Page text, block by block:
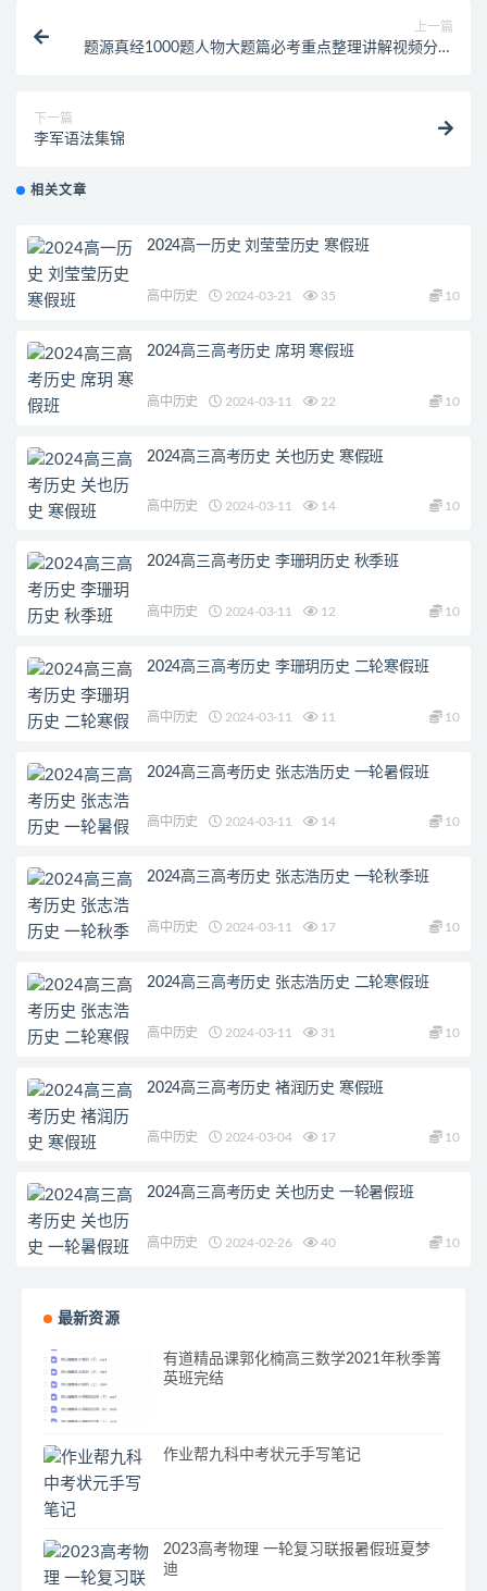
上一篇
题源真经1000题人物大题篇必考重点整理讲解视频分析
下一篇
李军语法集锦
相关文章
2024高一历史 刘莹莹历史 寒假班
高中历史 2024-03-21 35 10
2024高三高考历史 席玥 寒假班
高中历史 2024-03-11 22 10
2024高三高考历史 关也历史 寒假班
高中历史 2024-03-11 14 10
2024高三高考历史 李珊玥历史 秋季班
高中历史 2024-03-11 12 10
2024高三高考历史 李珊玥历史 二轮寒假班
高中历史 2024-03-11 11 10
2024高三高考历史 张志浩历史 一轮暑假班
高中历史 2024-03-11 14 10
2024高三高考历史 张志浩历史 一轮秋季班
高中历史 2024-03-11 17 10
2024高三高考历史 张志浩历史 二轮寒假班
高中历史 2024-03-11 31 10
2024高三高考历史 褚润历史 寒假班
高中历史 2024-03-04 17 10
2024高三高考历史 关也历史 一轮暑假班
高中历史 2024-02-26 40 10
最新资源
有道精品课郭化楠高三数学2021年秋季箐
英班完结
作业帮九科中考状元手写笔记
2023高考物理 一轮复习联报暑假班夏梦
迪